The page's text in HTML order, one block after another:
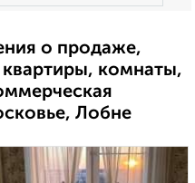
о продаже,
комнаты,
Лобне